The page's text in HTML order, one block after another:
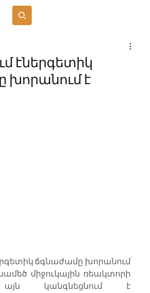
էներգետիկ
խորանում է
ճգնաժամը խորանում
միջուկային ռեակտորի
կանգնեցնում է